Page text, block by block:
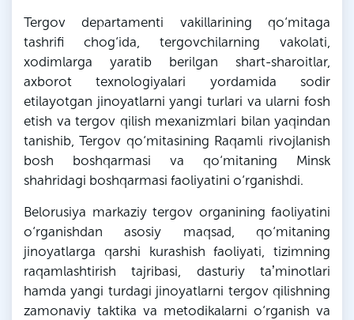
Tergov departamenti vakillarining qo‘mitaga
tashrifi chog‘ida, tergovchilarning vakolati,
xodimlarga yaratib berilgan shart-sharoitlar,
axborot texnologiyalari yordamida sodir
etilayotgan jinoyatlarni yangi turlari va ularni fosh
etish va tergov qilish mexanizmlari bilan yaqindan
tanishib, Tergov qo‘mitasining Raqamli rivojlanish
bosh boshqarmasi va qo‘mitaning Minsk
shahridagi boshqarmasi faoliyatini o‘rganishdi.
Belorusiya markaziy tergov organining faoliyatini
o‘rganishdan asosiy maqsad, qo‘mitaning
jinoyatlarga qarshi kurashish faoliyati, tizimning
raqamlashtirish tajribasi, dasturiy taʼminotlari
hamda yangi turdagi jinoyatlarni tergov qilishning
zamonaviy taktika va metodikalarni o‘rganish va